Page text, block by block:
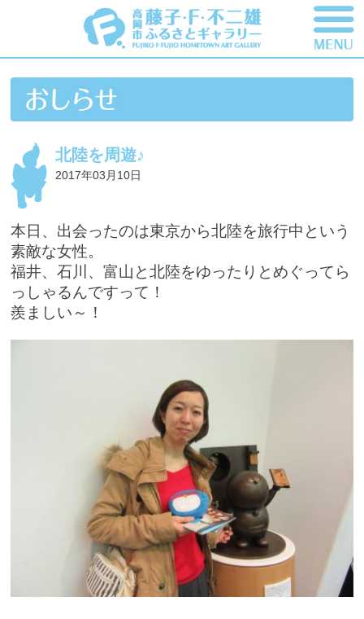
北陸を周遊♪
2017年03月10日
本日、出会ったのは東京から北陸を旅行中という
素敵な女性。
福井、石川、富山と北陸をゆったりとめぐってら
っしゃるんですって！
羨ましい～！